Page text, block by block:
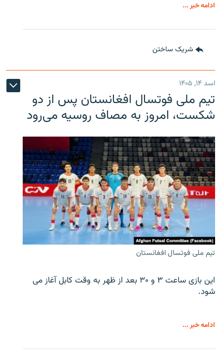
ادامه خبر ...
شریک ساختن
اسد ۱۴, ۱۴۰۵
تیم ملی فوتسال افغانستان پس از دو
شکست، امروز به مصاف روسیه می‌رود
تیم ملی فوتسال افغانستان
این بازی ساعت ۳ و ۳۰ بعد از ظهر به وقت کابل آغاز می
شود.
ادامه خبر ...